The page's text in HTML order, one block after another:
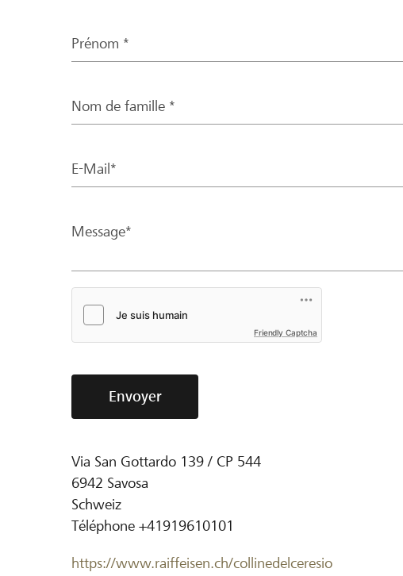
Prénom *
Nom de famille *
E-Mail*
Message*
Friendly Captcha
Envoyer
Via San Gottardo 139 / CP 544
6942 Savosa
Schweiz
Téléphone +41919610101
https://www.raiffeisen.ch/collinedelceresio